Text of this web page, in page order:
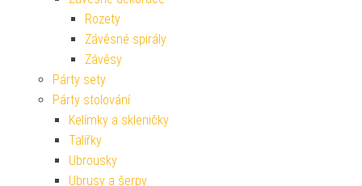
Rozety
Závěsné spirály
Závěsy
Párty sety
Párty stolování
Kelímky a skleničky
Talířky
Ubrousky
Ubrusy a šerpy